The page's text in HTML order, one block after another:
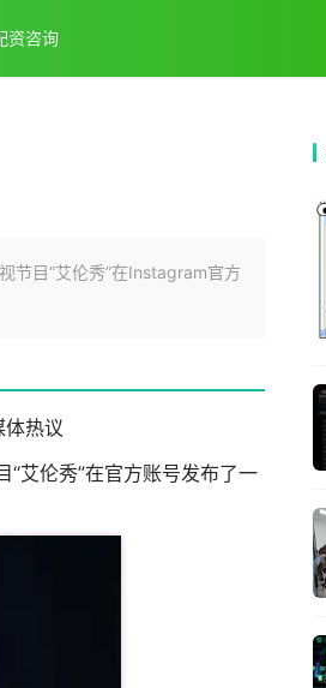
资咨询
节目“艾伦秀”在Instagram官方
热议
艾伦秀”在官方账号发布了一